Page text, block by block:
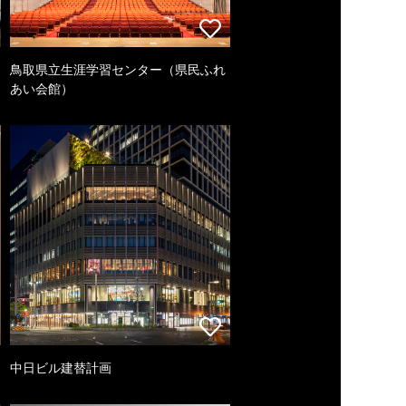
鳥取県立生涯学習センター（県民ふれ
あい会館）
中日ビル建替計画